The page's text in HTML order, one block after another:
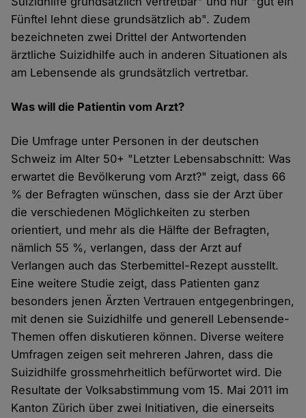
Fünftel lehnt diese grundsätzlich ab". Zudem
bezeichneten zwei Drittel der Antwortenden
ärztliche Suizidhilfe auch in anderen Situationen als
am Lebensende als grundsätzlich vertretbar.
Was will die Patientin vom Arzt?
Die Umfrage unter Personen in der deutschen
Schweiz im Alter 50+ "Letzter Lebensabschnitt: Was
erwartet die Bevölkerung vom Arzt?" zeigt, dass 66
% der Befragten wünschen, dass sie der Arzt über
die verschiedenen Möglichkeiten zu sterben
orientiert, und mehr als die Hälfte der Befragten,
nämlich 55 %, verlangen, dass der Arzt auf
Verlangen auch das Sterbemittel-Rezept ausstellt.
Eine weitere Studie zeigt, dass Patienten ganz
besonders jenen Ärzten Vertrauen entgegenbringen,
mit denen sie Suizidhilfe und generell Lebensende-
Themen offen diskutieren können. Diverse weitere
Umfragen zeigen seit mehreren Jahren, dass die
Suizidhilfe grossmehrheitlich befürwortet wird. Die
Resultate der Volksabstimmung vom 15. Mai 2011 im
Kanton Zürich über zwei Initiativen, die einerseits